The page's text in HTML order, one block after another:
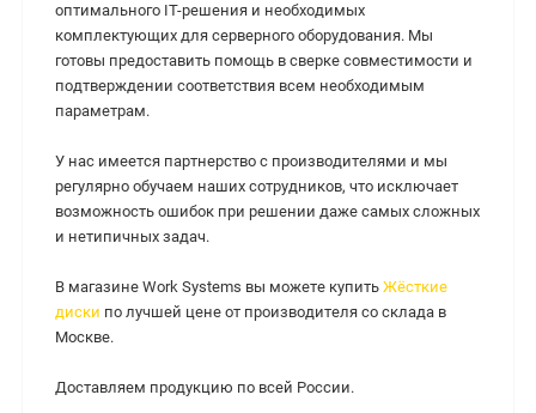
оптимального IT-решения и необходимых
комплектующих для серверного оборудования. Мы
готовы предоставить помощь в сверке совместимости и
подтверждении соответствия всем необходимым
параметрам.
У нас имеется партнерство с производителями и мы
регулярно обучаем наших сотрудников, что исключает
возможность ошибок при решении даже самых сложных
и нетипичных задач.
В магазине Work Systems вы можете купить Жёсткие
диски по лучшей цене от производителя со склада в
Москве.
Доставляем продукцию по всей России.